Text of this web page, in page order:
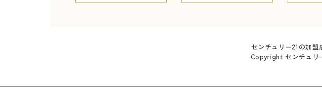
センチュリー21の加盟
Copyright センチュ